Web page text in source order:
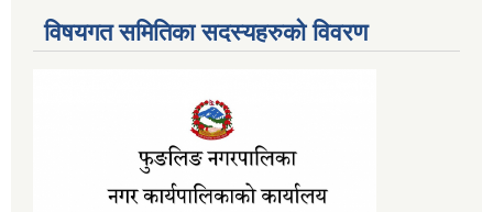
विषयगत समितिका सदस्यहरुको विवरण